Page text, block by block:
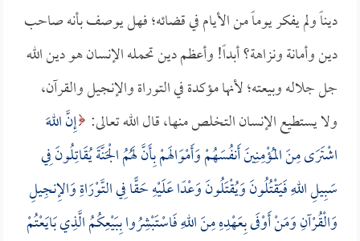
ديناً ولم يفكر يوماً من الأيام في قضائه؛ فهل يوصف بأنه صاحب
دين وأمانة ونزاهة؟ أبداً! وأعظم دين تحمله الإنسان هو دين الله
جل جلاله وبيعته؛ لأنها مؤكدة في التوراة والإنجيل والقرآن،
ولا يستطيع الإنسان التخلص منها، قال الله تعالى: إِنَّ اللهَ
اشْتَرَى مِنَ المُؤْمِنِينَ أَنفُسَهُمْ وَأَمْوَالَهمْ بِأَنَّ لَهُمُ الْجَنَّةَ يُقَاتِلُونَ فِي
سَبِيلِ اللهِ فَيَقْتُلُونَ وَيُقْتَلُونَ وَعْدًا عَلَيْهِ حَقًّا فِي التَّوْرَاةِ وَالإِنجِيلِ
وَالْقُرْآنِ وَمَنْ أَوْفَى بِعَهْدِهِ مِنَ اللهِ فَاسْتَبْشِرُوا بِبَيْعِكُمُ الَّذِي بَايَعْتُمْ